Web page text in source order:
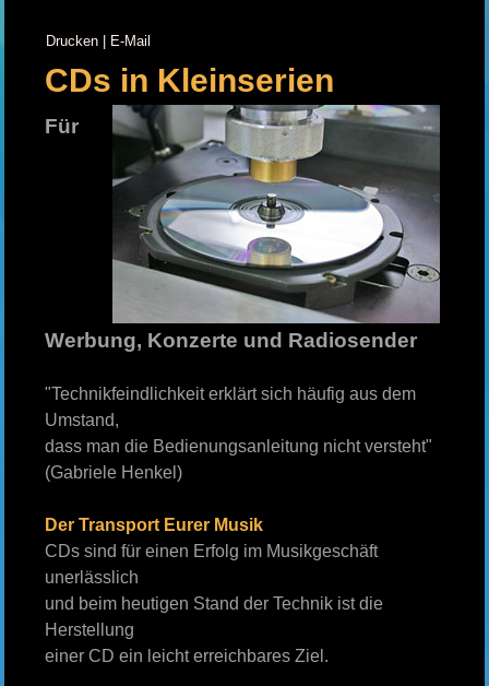
Drucken E-Mail
CDs in Kleinserien
Für
Werbung, Konzerte und Radiosender
"Technikfeindlichkeit erklärt sich häufig aus dem
Umstand,
dass man die Bedienungsanleitung nicht versteht"
(Gabriele Henkel)
Der Transport Eurer Musik
CDs sind für einen Erfolg im Musikgeschäft
unerlässlich
und beim heutigen Stand der Technik ist die
Herstellung
einer CD ein leicht erreichbares Ziel.